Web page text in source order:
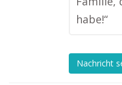
habe!“
Nachricht